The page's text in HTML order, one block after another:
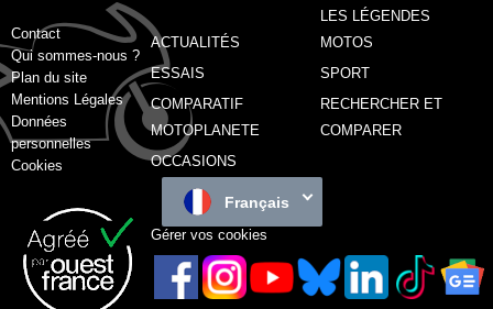
Contact
Qui sommes-nous ?
Plan du site
Mentions Légales
Données
personnelles
Cookies
ACTUALITÉS
LES LÉGENDES
MOTOS
ESSAIS
SPORT
COMPARATIF
MOTOPLANETE
RECHERCHER ET
COMPARER
OCCASIONS
Français
Gérer vos cookies